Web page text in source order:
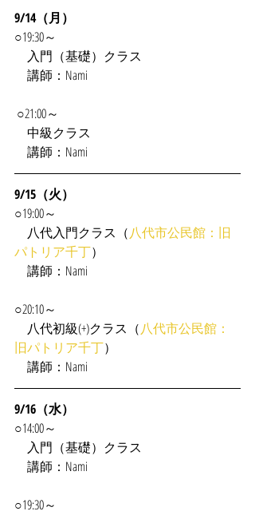
9/14（月）
○19:30～
入門（基礎）クラス
講師：Nami
○21:00～
中級クラス
講師：Nami
9/15（火）
○19:00～
八代入門クラス（八代市公民館：旧
パトリア千丁）
講師：Nami
○20:10～
八代初級(+)クラス（八代市公民館：
旧パトリア千丁）
講師：Nami
9/16（水）
○14:00～
入門（基礎）クラス
講師：Nami
○19:30～